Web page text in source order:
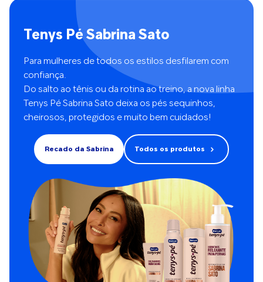
Tenys Pé Sabrina Sato
Para mulheres de todos os estilos desfilarem com
confiança.
Do salto ao tênis ou da rotina ao treino, a nova linha
Tenys Pé Sabrina Sato deixa os pés sequinhos,
cheirosos, protegidos e muito bem cuidados!
Recado da Sabrina Todos os produtos